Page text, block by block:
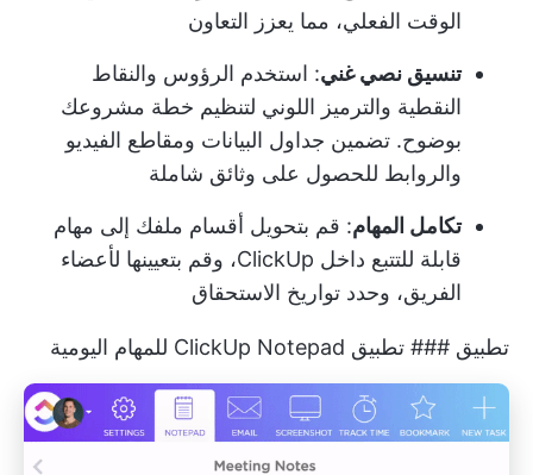
الوقت الفعلي، مما يعزز التعاون
تنسيق نصي غني: استخدم الرؤوس والنقاط
النقطية والترميز اللوني لتنظيم خطة مشروعك
بوضوح. تضمين جداول البيانات ومقاطع الفيديو
والروابط للحصول على وثائق شاملة
تكامل المهام: قم بتحويل أقسام ملفك إلى مهام
قابلة للتتبع داخل ClickUp، وقم بتعيينها لأعضاء
الفريق، وحدد تواريخ الاستحقاق
تطبيق ### تطبيق ClickUp Notepad للمهام اليومية